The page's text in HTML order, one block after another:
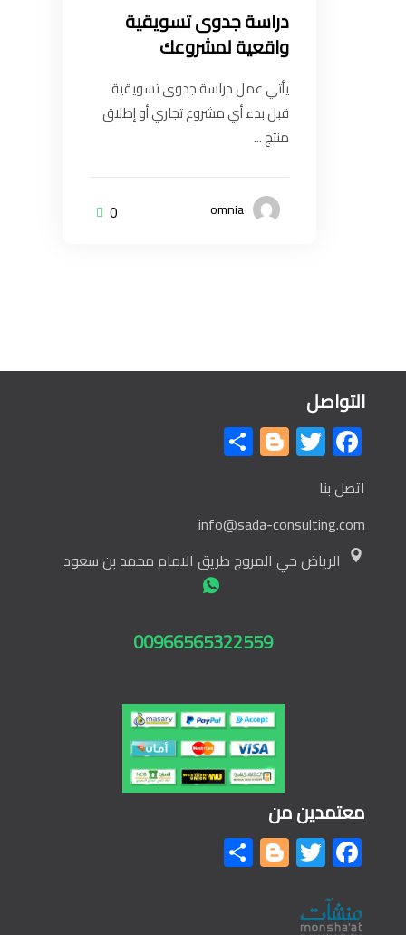
دراسة جدوى تسويقية
واقعية لمشروعك
يأتي عمل دراسة جدوى تسويقية
قبل بدء أي مشروع تجاري أو إطلاق
منتج ...
omnia
0
التواصل
Facebook
Twitter
Blogger
اتصل بنا
info@sada-consulting.com
الرياض حي المروج طريق الامام محمد بن سعود
00966565322559
معتمدين من
Facebook
Twitter
Blogger